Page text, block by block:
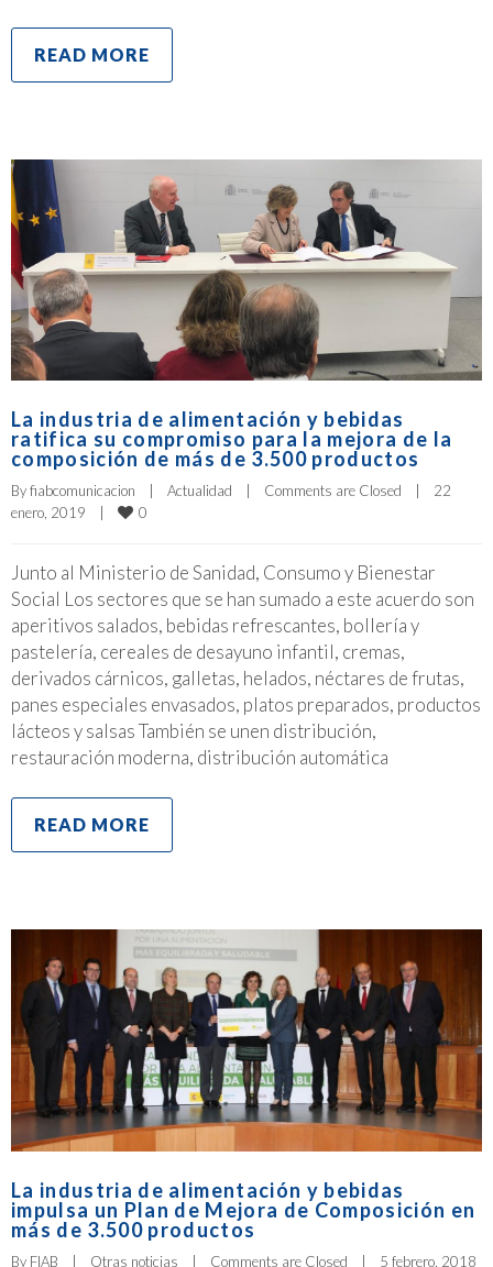
READ MORE
La industria de alimentación y bebidas
ratifica su compromiso para la mejora de la
composición de más de 3.500 productos
By fiabcomunicacion Actualidad Comments are Closed
22
enero, 2019
0
Junto al Ministerio de Sanidad, Consumo y Bienestar
Social Los sectores que se han sumado a este acuerdo son
aperitivos salados, bebidas refrescantes, bollería y
pastelería, cereales de desayuno infantil, cremas,
derivados cárnicos, galletas, helados, néctares de frutas,
panes especiales envasados, platos preparados, productos
lácteos y salsas También se unen distribución,
restauración moderna, distribución automática
READ MORE
La industria de alimentación y bebidas
impulsa un Plan de Mejora de Composición en
más de 3.500 productos
By FIAB Otras noticias Comments are Closed